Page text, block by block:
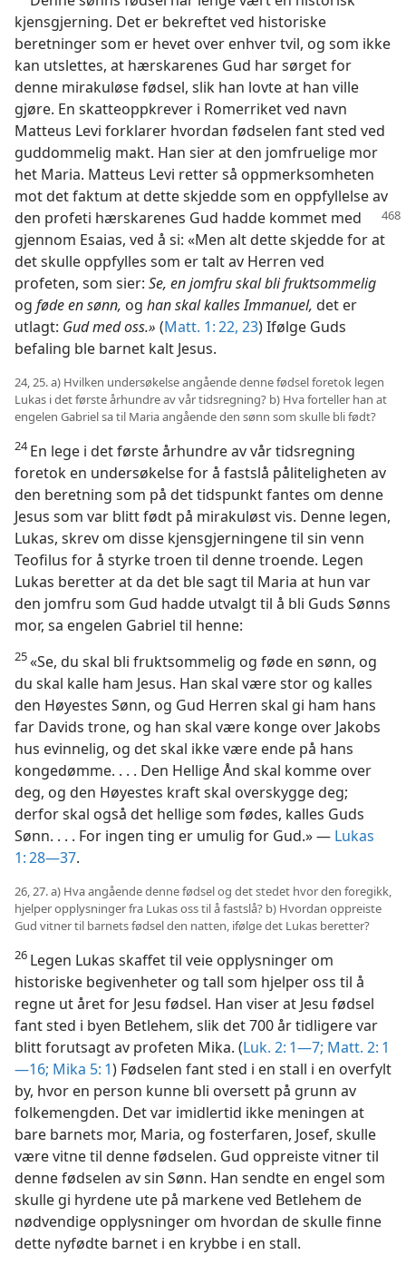
kjensgjerning. Det er bekreftet ved historiske
beretninger som er hevet over enhver tvil, og som ikke
kan utslettes, at hærskarenes Gud har sørget for
denne mirakuløse fødsel, slik han lovte at han ville
gjøre. En skatteoppkrever i Romerriket ved navn
Matteus Levi forklarer hvordan fødselen fant sted ved
guddommelig makt. Han sier at den jomfruelige mor
het Maria. Matteus Levi retter så oppmerksomheten
mot det faktum at dette skjedde som en oppfyllelse av
den profeti hærskarenes Gud hadde kommet med
gjennom Esaias, ved å si: «Men alt dette skjedde for at
det skulle oppfylles som er talt av Herren ved
profeten, som sier: Se, en jomfru skal bli fruktsommelig
og føde en sønn, og han skal kalles Immanuel, det er
utlagt: Gud med oss.» (Matt. 1: 22, 23) Ifølge Guds
befaling ble barnet kalt Jesus.
24, 25. a) Hvilken undersøkelse angående denne fødsel foretok legen
Lukas i det første århundre av vår tidsregning? b) Hva forteller han at
engelen Gabriel sa til Maria angående den sønn som skulle bli født?
24En lege i det første århundre av vår tidsregning
foretok en undersøkelse for å fastslå påliteligheten av
den beretning som på det tidspunkt fantes om denne
Jesus som var blitt født på mirakuløst vis. Denne legen,
Lukas, skrev om disse kjensgjerningene til sin venn
Teofilus for å styrke troen til denne troende. Legen
Lukas beretter at da det ble sagt til Maria at hun var
den jomfru som Gud hadde utvalgt til å bli Guds Sønns
mor, sa engelen Gabriel til henne:
25«Se, du skal bli fruktsommelig og føde en sønn, og
du skal kalle ham Jesus. Han skal være stor og kalles
den Høyestes Sønn, og Gud Herren skal gi ham hans
far Davids trone, og han skal være konge over Jakobs
hus evinnelig, og det skal ikke være ende på hans
kongedømme. . . . Den Hellige Ånd skal komme over
deg, og den Høyestes kraft skal overskygge deg;
derfor skal også det hellige som fødes, kalles Guds
Sønn. . . . For ingen ting er umulig for Gud.» — Lukas
1: 28—37.
26, 27. a) Hva angående denne fødsel og det stedet hvor den foregikk,
hjelper opplysninger fra Lukas oss til å fastslå? b) Hvordan oppreiste
Gud vitner til barnets fødsel den natten, ifølge det Lukas beretter?
26 Legen Lukas skaffet til veie opplysninger om
historiske begivenheter og tall som hjelper oss til å
regne ut året for Jesu fødsel. Han viser at Jesu fødsel
fant sted i byen Betlehem, slik det 700 år tidligere var
blitt forutsagt av profeten Mika. (Luk. 2: 1—7; Matt. 2: 1
—16; Mika 5: 1) Fødselen fant sted i en stall i en overfylt
by, hvor en person kunne bli oversett på grunn av
folkemengden. Det var imidlertid ikke meningen at
bare barnets mor, Maria, og fosterfaren, Josef, skulle
være vitne til denne fødselen. Gud oppreiste vitner til
denne fødselen av sin Sønn. Han sendte en engel som
skulle gi hyrdene ute på markene ved Betlehem de
nødvendige opplysninger om hvordan de skulle finne
dette nyfødte barnet i en krybbe i en stall.